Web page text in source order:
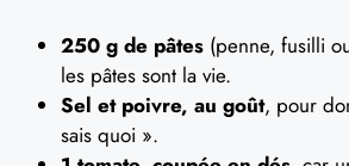
250 g de pâtes (penne, fusilli
les pâtes sont la vie.
Sel et poivre, au goût, pour
sais quoi ».